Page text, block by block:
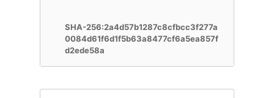
SHA-256:2a4d57b1287c8cfbcc3f277a
0084d61f6d1f5b63a8477cf6a5ea857f
d2ede58a